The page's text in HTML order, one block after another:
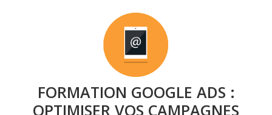
FORMATION GOOGLE ADS :
OPTIMISER VOS CAMPAGNES